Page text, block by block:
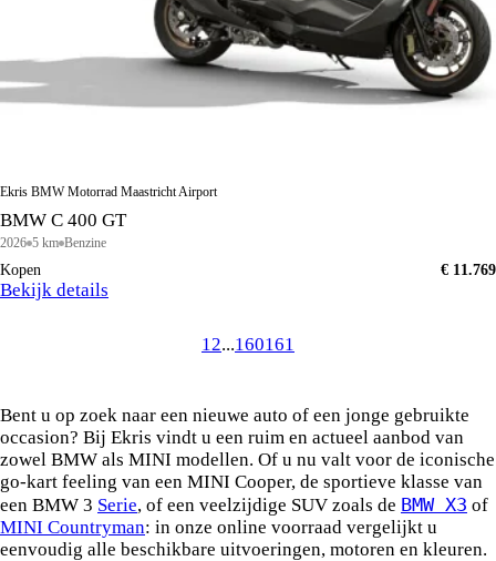
Ekris BMW Motorrad Maastricht Airport
BMW C 400 GT
2026 5 km Benzine
Kopen € 11.769
Bekijk details
1 2...160161
Bent u op zoek naar een nieuwe auto of een jonge gebruikte
occasion? Bij Ekris vindt u een ruim en actueel aanbod van
zowel BMW als MINI modellen. Of u nu valt voor de iconische
go-kart feeling van een MINI Cooper, de sportieve klasse van
een BMW 3 Serie, of een veelzijdige SUV zoals de BMW X3 of
MINI Countryman: in onze online voorraad vergelijkt u
eenvoudig alle beschikbare uitvoeringen, motoren en kleuren.